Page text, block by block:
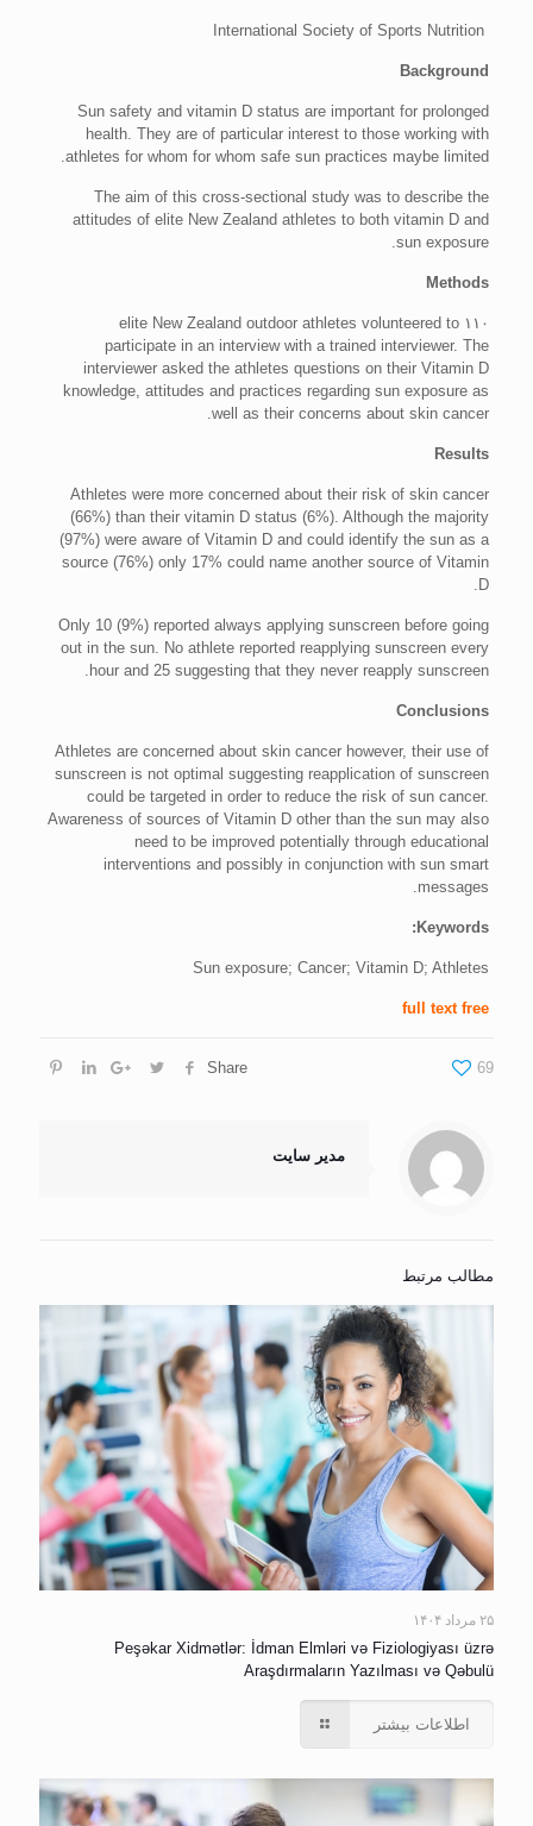
Background
Sun safety and vitamin D status are important for prolonged
health. They are of particular interest to those working with
athletes for whom for whom safe sun practices maybe limited.
The aim of this cross-sectional study was to describe the
attitudes of elite New Zealand athletes to both vitamin D and
sun exposure.
Methods
۱۱۰ elite New Zealand outdoor athletes volunteered to
participate in an interview with a trained interviewer. The
interviewer asked the athletes questions on their Vitamin D
knowledge, attitudes and practices regarding sun exposure as
well as their concerns about skin cancer.
Results
Athletes were more concerned about their risk of skin cancer
(66%) than their vitamin D status (6%). Although the majority
(97%) were aware of Vitamin D and could identify the sun as a
source (76%) only 17% could name another source of Vitamin
D.
Only 10 (9%) reported always applying sunscreen before going
out in the sun. No athlete reported reapplying sunscreen every
hour and 25 suggesting that they never reapply sunscreen.
Conclusions
Athletes are concerned about skin cancer however, their use of
sunscreen is not optimal suggesting reapplication of sunscreen
could be targeted in order to reduce the risk of sun cancer.
Awareness of sources of Vitamin D other than the sun may also
need to be improved potentially through educational
interventions and possibly in conjunction with sun smart
messages.
Keywords:
Sun exposure; Cancer; Vitamin D; Athletes
full text free
Share 69
مدیر سایت
مطالب مرتبط
۲۵ مرداد ۱۴۰۴
Peşəkar Xidmətlər: İdman Elmləri və Fiziologiyası üzrə
Araşdırmaların Yazılması və Qəbulü
اطلاعات بیشتر